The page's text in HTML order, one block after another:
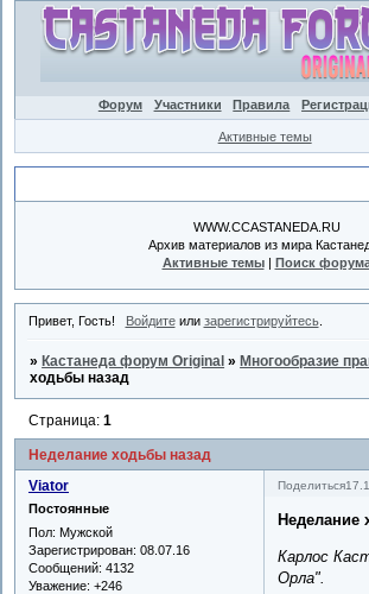
Форум Участники Правила
Активные темы
WWW.CCASTANEDA.RU
Архив материалов из мира
Активные темы| Поиск
Привет, Гость! Войдитеили зарегистрируйтесь.
» Кастанеда форум Original » Многообразие
ходьбы назад
Неделание ходьбы назад
Страница:1
Поделиться
Viator
Постоянные
Пол: Мужской
Зарегистрирован: 08.07.16
Сообщений: 4132
Уважение: +246
Неделание
Карлос
Орла".